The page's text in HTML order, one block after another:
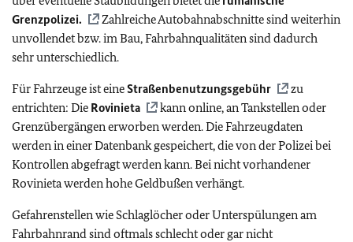
Grenzpolizei.
Zahlreiche Autobahnabschnitte sind weiterhin
unvollendet bzw. im Bau, Fahrbahnqualitäten sind dadurch
sehr unterschiedlich.
Für Fahrzeuge ist eineStraßenbenutzungsgebühr
zu
entrichten: Die Rovinieta
kann online, an Tankstellen oder
Grenzübergängen erworben werden. Die Fahrzeugdaten
werden in einer Datenbank gespeichert, die von der Polizei bei
Kontrollen abgefragt werden kann. Bei nicht vorhandener
Rovinieta werden hohe Geldbußen verhängt.
Gefahrenstellen wie Schlaglöcher oder Unterspülungen am
Fahrbahnrand sind oftmals schlecht oder gar nicht